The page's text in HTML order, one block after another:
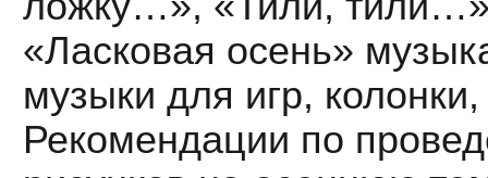
«Ласковая осень»
музыки для игр, колонки,
Рекомендации по